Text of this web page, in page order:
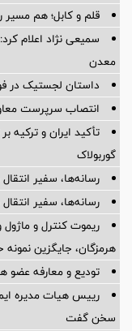
قلم و کابل؛ هم مسیر
معدن
داستان لجستیک در
انتصاب سرپرست
تأکید ایران و ترکیه
گوربولاک
رسانه‌ها، سفیر
رسانه‌ها، سفیر
ریموت کنترل و
هرمزگان، جایگزین نمونه
تودیع و معارفه عضو
رییس هیات مدیره
سخن گفت